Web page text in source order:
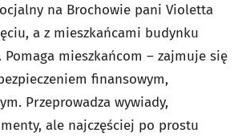
na Brochowie pani Violetta
a z mieszkańcami budynku
Pomaga mieszkańcom – zajmuje się
finansowym,
Przeprowadza wywiady,
ale najczęściej po prostu